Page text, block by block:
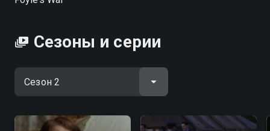
вы можете совершенно бесплатно в хорошем HD
Сезоны и серии